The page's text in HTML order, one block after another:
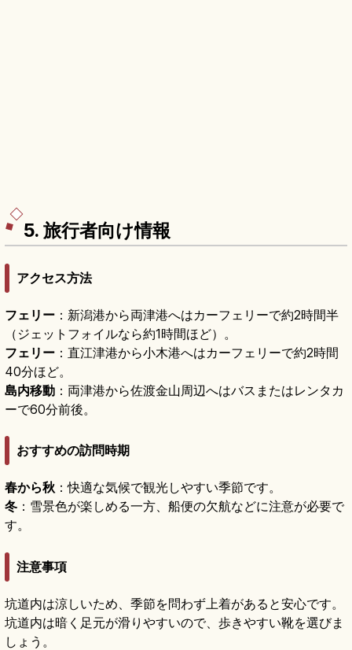
5. 旅行者向け情報
アクセス方法
フェリー ：新潟港から両津港へはカーフェリーで約2時間半
（ジェットフォイルなら約1時間ほど）。
フェリー ：直江津港から小木港へはカーフェリーで約2時間
40分ほど。
島内移動 ：両津港から佐渡金山周辺へはバスまたはレンタカ
ーで60分前後。
おすすめの訪問時期
春から秋 ：快適な気候で観光しやすい季節です。
冬 ：雪景色が楽しめる一方、船便の欠航などに注意が必要で
す。
注意事項
坑道内は涼しいため、季節を問わず上着があると安心です。
坑道内は暗く足元が滑りやすいので、歩きやすい靴を選びま
しょう。